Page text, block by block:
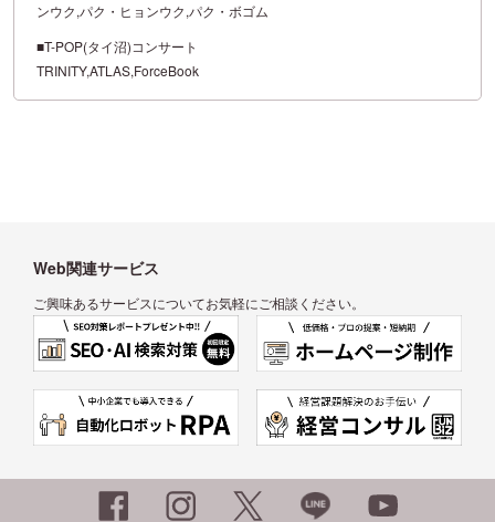
ンウク,パク・ヒョンウク,パク・ボゴム
■T-POP(タイ沼)コンサート
TRINITY,ATLAS,ForceBook
Web関連サービス
ご興味あるサービスについてお気軽にご相談ください。